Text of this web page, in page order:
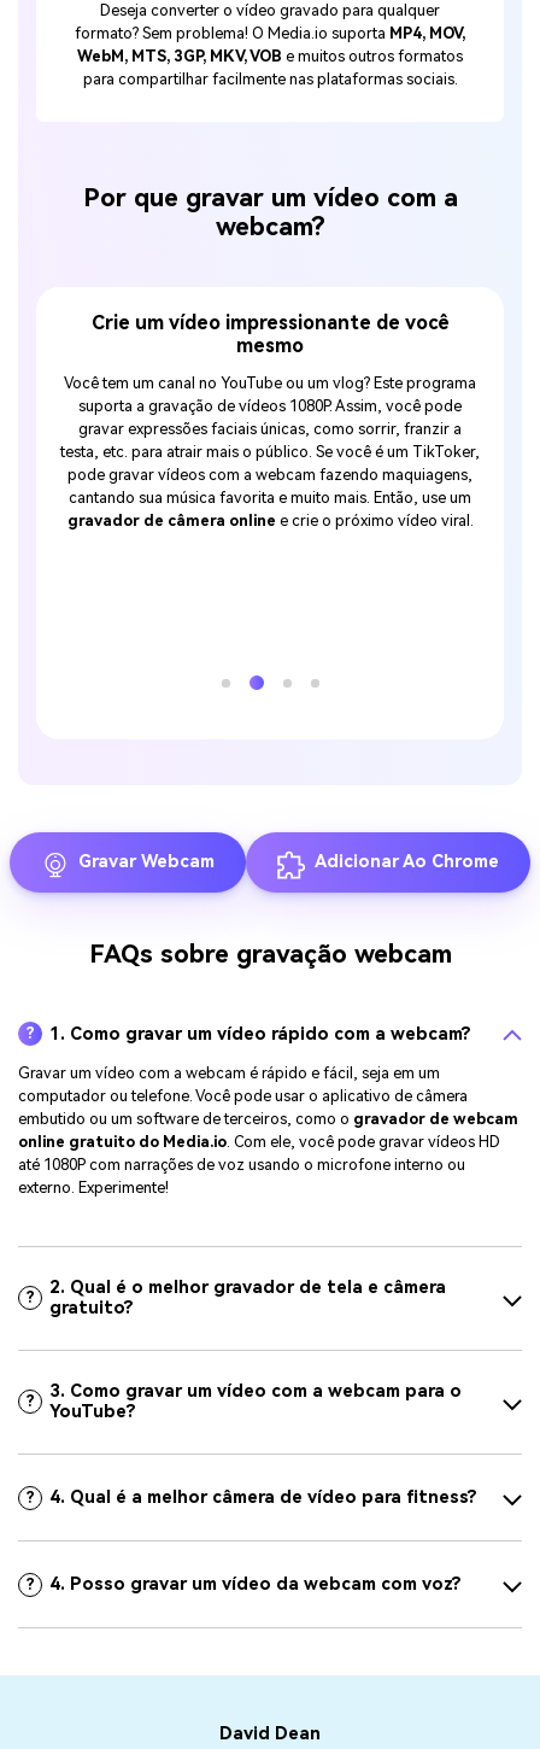
Deseja converter o vídeo gravado para qualquer
formato? Sem problema! O Media.io suporta MP4, MOV,
WebM, MTS, 3GP, MKV, VOB e muitos outros formatos
para compartilhar facilmente nas plataformas sociais.
Por que gravar um vídeo com a
webcam?
Crie um vídeo impressionante de você
mesmo
Você tem um canal no YouTube ou um vlog? Este programa
suporta a gravação de vídeos 1080P. Assim, você pode
gravar expressões faciais únicas, como sorrir, franzir a
testa, etc. para atrair mais o público. Se você é um TikToker,
pode gravar vídeos com a webcam fazendo maquiagens,
cantando sua música favorita e muito mais. Então, use um
gravador de câmera online e crie o próximo vídeo viral.
Gravar Webcam Adicionar Ao Chrome
FAQs sobre gravação webcam
? 1. Como gravar um vídeo rápido com a webcam?
Gravar um vídeo com a webcam é rápido e fácil, seja em um
computador ou telefone. Você pode usar o aplicativo de câmera
embutido ou um software de terceiros, como o gravador de webcam
online gratuito do Media.io. Com ele, você pode gravar vídeos HD
até 1080P com narrações de voz usando o microfone interno ou
externo. Experimente!
?
2. Qual é o melhor gravador de tela e câmera
gratuito?
?
3. Como gravar um vídeo com a webcam para o
YouTube?
? 4. Qual é a melhor câmera de vídeo para fitness?
? 4. Posso gravar um vídeo da webcam com voz?
Roronoa Uzumaki